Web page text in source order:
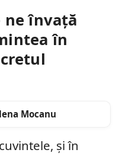
ne învață
în
Mocanu
și în